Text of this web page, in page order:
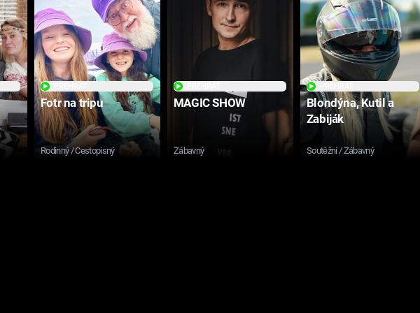
Fotr na tripu
Rodinný / Cestopisný
MAGIC SHOW
Zábavný
Blondýna, Kutil a
Zabiják
Soutěžní / Zábavný